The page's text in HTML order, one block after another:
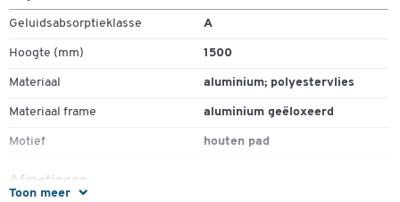
Toon meer
Geluidsabsorptieklasse A
Hoogte (mm) 1500
Materiaal aluminium; polyestervlies
Materiaal frame aluminium geëloxeerd
Motief houten pad
Afmetingen